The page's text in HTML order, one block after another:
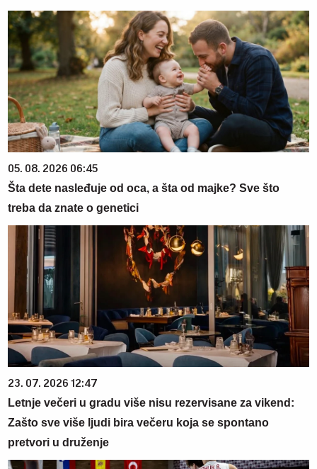
05. 08. 2026 06:45
Šta dete nasleđuje od oca, a šta od majke? Sve što
treba da znate o genetici
23. 07. 2026 12:47
Letnje večeri u gradu više nisu rezervisane za vikend:
Zašto sve više ljudi bira večeru koja se spontano
pretvori u druženje